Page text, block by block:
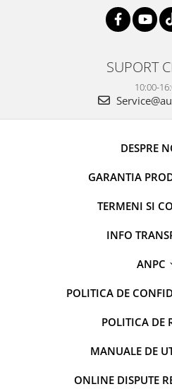
Rame adaptoare Peugeot
Rame adaptoare Mazda
Rame adaptoare Alfa Romeo
Rame adaptoare Chevrolet
Rame adaptoare Mitsubishi
Rame adaptoare Jeep
SUPORT
10:00-
DESPRE
GARANTIA
TERMENI SI
INFO
ANPC
POLITICA DE
POLITICA DE
MANUALE DE
ONLINE DISPUTE